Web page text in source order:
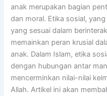
anak merupakan bagian
dan moral. Etika sosial,
yang sesuai dalam
memainkan peran krusial
anak. Dalam Islam, etika
dengan hubungan antar
mencerminkan nilai-nilai
Allah. Artikel ini akan